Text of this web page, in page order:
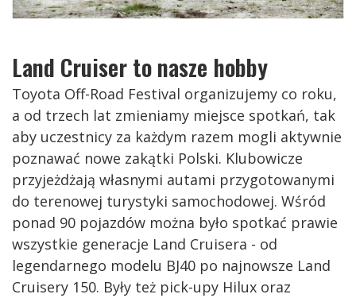
Land Cruiser to nasze hobby
Toyota Off-Road Festival organizujemy co roku,
a od trzech lat zmieniamy miejsce spotkań, tak
aby uczestnicy za każdym razem mogli aktywnie
poznawać nowe zakątki Polski. Klubowicze
przyjeżdżają własnymi autami przygotowanymi
do terenowej turystyki samochodowej. Wśród
ponad 90 pojazdów można było spotkać prawie
wszystkie generacje Land Cruisera - od
legendarnego modelu BJ40 po najnowsze Land
Cruisery 150. Były też pick-upy Hilux oraz